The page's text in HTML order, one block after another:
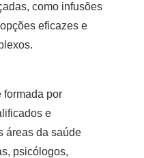
como infusões
eficazes e
formada por
e
áreas da saúde
psicólogos,